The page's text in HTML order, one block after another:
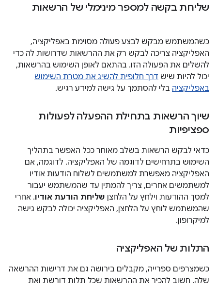
שליחת בקשה למספר מינימלי של הרשאות
כשהמשתמש מבקש לבצע פעולה מסוימת באפליקציה,
האפליקציה צריכה לבקש רק את ההרשאות שדרושות לה כדי
להשלים את הפעולה הזו. בהתאם לאופן השימוש בהרשאות,
יכול להיות שיש דרך חלופית להשיג את מטרת השימוש
באפליקציה בלי להסתמך על גישה למידע רגיש.
שיוך הרשאות בתחילת ההפעלה לפעולות
ספציפיות
כדאי לבקש הרשאות בשלב מאוחר ככל האפשר בתהליך
השימוש בתרחישים לדוגמה של האפליקציה. לדוגמה, אם
האפליקציה מאפשרת למשתמשים לשלוח הודעות אודיו
למשתמשים אחרים, צריך להמתין עד שהמשתמש יעבור
למסך ההודעות וילחץ על הלחצן שליחת הודעת אודיו. אחרי
שהמשתמש לוחץ על הלחצן, האפליקציה יכולה לבקש גישה
למיקרופון.
התלות של האפליקציה
כשמצרפים ספרייה, מקבלים בירושה גם את דרישות ההרשאה
שלה. חשוב להכיר את ההרשאות שכל תלות דורשת ואת